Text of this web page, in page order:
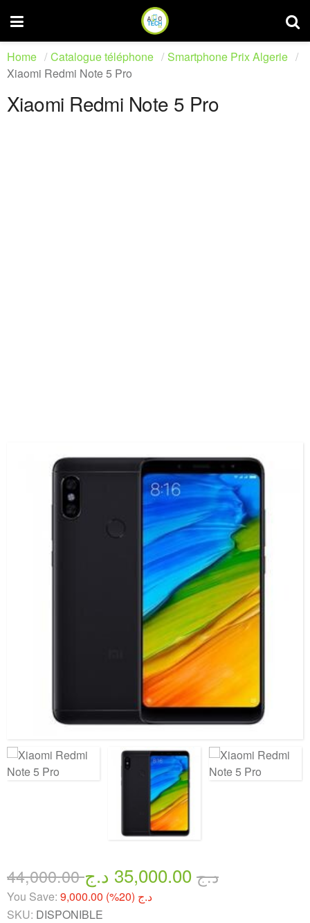
Home Catalogue téléphone
Smartphone Prix Algerie
Xiaomi Redmi Note 5 Pro
Xiaomi Redmi Note 5 Pro
44,000.00 د.ج
You Save:
9,000.00 د.ج (20%)
SKU: DISPONIBLE